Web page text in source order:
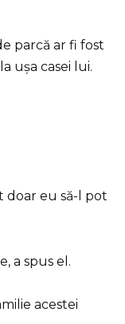
parcă ar fi fost
ușa casei lui.
doar eu să-l pot
a spus el.
acestei